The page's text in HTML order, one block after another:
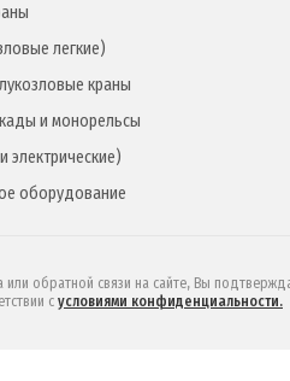
легкие)
краны
и монорельсы
электрические)
оборудование
обратной связи на сайте, Вы
c условиями конфиденциальности.